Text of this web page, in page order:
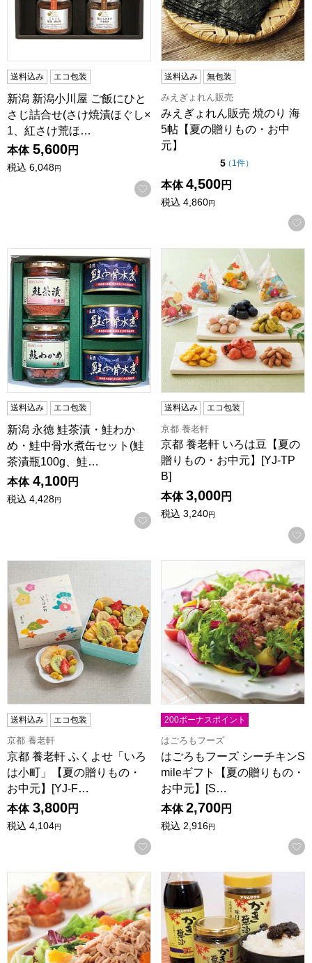
送料込み エコ包装
新潟 新潟小川屋 ご飯にひと
さじ詰合せ(さけ焼漬ほぐし×
1、紅さけ荒ほ…
本体 5,600円
税込 6,048円
お気に入りに登録する
送料込み 無包装
みえぎょれん販売
みえぎょれん販売 焼のり 海
5帖【夏の贈りもの・お中
元】
5点（5点満点中）
（ 1件の評価
）
本体 4,500円
税込 4,860円
新潟 永徳 鮭茶漬・鮭わかめ・鮭中骨水煮缶セット(鮭茶漬
送料込み エコ包装
新潟 永徳 鮭茶漬・鮭わか
め・鮭中骨水煮缶セット(鮭
茶漬瓶100g、鮭…
本体 4,100円
税込 4,428円
お気に入りに登録する
京都 養老軒 いろは豆【夏の
送料込み エコ包装
京都 養老軒
京都 養老軒 いろは豆【夏の
贈りもの・お中元】[YJ-TP
B]
本体 3,000円
税込 3,240円
京都 養老軒 ふくよせ「いろは小町」【夏の贈りもの・お中
送料込み エコ包装
京都 養老軒
京都 養老軒 ふくよせ「いろ
は小町」【夏の贈りもの・
お中元】[YJ-F…
本体 3,800円
税込 4,104円
お気に入りに登録する
はごろもフーズ シーチキン
200ボーナスポイント
はごろもフーズ
はごろもフーズ シーチキンS
mileギフト【夏の贈りもの・
お中元】[S…
本体 2,700円
税込 2,916円
はごろもフーズ シーチキンギフト【夏の贈りもの・お中元
アサムラサキ 朝紫かき醤油